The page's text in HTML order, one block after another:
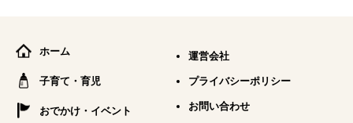
ホーム
子育て・育児
おでかけ・イベント
運営会社
プライバシーポリシー
お問い合わせ